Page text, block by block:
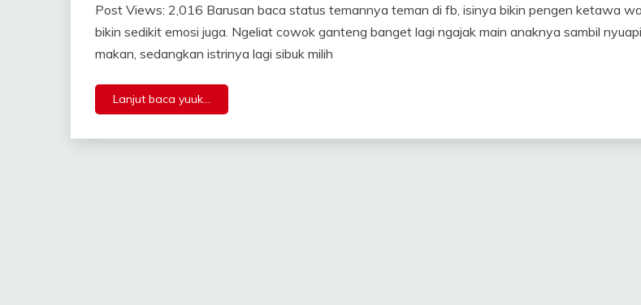
Post Views: 2,016 Barusan baca status temannya teman di fb, isinya bikin pengen ketawa
bikin sedikit emosi juga. Ngeliat cowok ganteng banget lagi ngajak main anaknya sambil
makan, sedangkan istrinya lagi sibuk milih
Lanjut baca yuuk...